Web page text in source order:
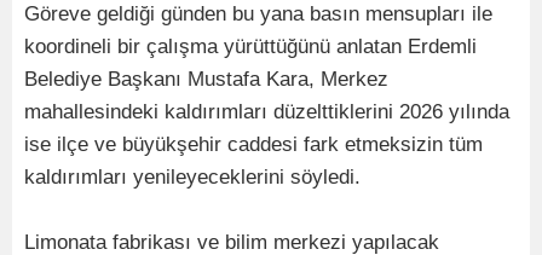
Göreve geldiği günden bu yana basın mensupları ile
koordineli bir çalışma yürüttüğünü anlatan Erdemli
Belediye Başkanı Mustafa Kara, Merkez
mahallesindeki kaldırımları düzelttiklerini 2026 yılında
ise ilçe ve büyükşehir caddesi fark etmeksizin tüm
kaldırımları yenileyeceklerini söyledi.
Limonata fabrikası ve bilim merkezi yapılacak